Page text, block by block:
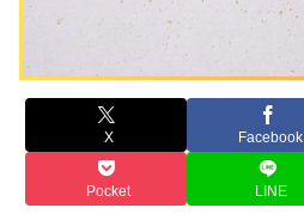
X Facebook
Pocket LINE